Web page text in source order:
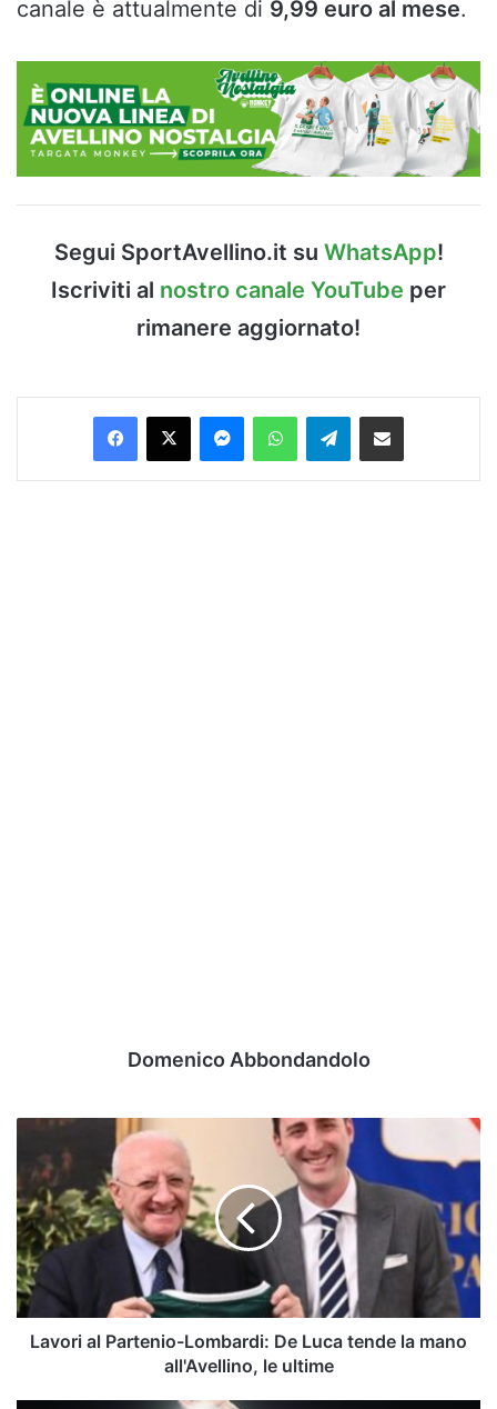
canale è attualmente di 9,99 euro al mese.
Segui SportAvellino.it su WhatsApp!
Iscriviti al nostro canale YouTube per
rimanere aggiornato!
Facebook
X MessengerWhatsAppTelegramCondividi via Email
Domenico Abbondandolo
Lavori
Partenio-
Lombardi:
De
Luca
tende
la
mano
all'Avellino,
Lavori al Partenio-Lombardi: De Luca tende la mano
all'Avellino, le ultime